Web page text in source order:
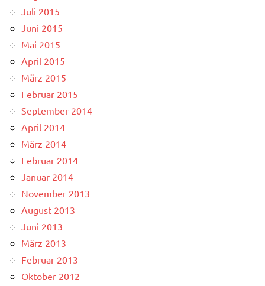
Juli 2015
Juni 2015
Mai 2015
April 2015
März 2015
Februar 2015
September 2014
April 2014
März 2014
Februar 2014
Januar 2014
November 2013
August 2013
Juni 2013
März 2013
Februar 2013
Oktober 2012